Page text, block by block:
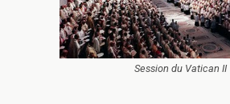
Session du Vatican II